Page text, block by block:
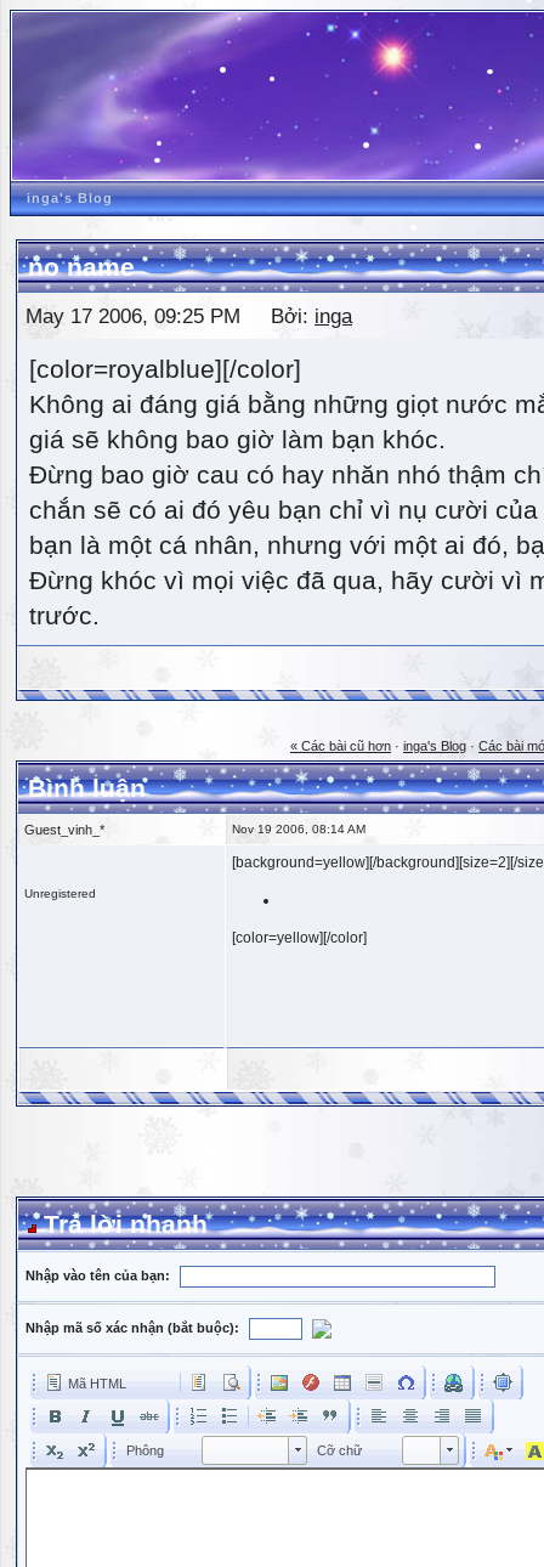
inga's Blog
no name
May 17 2006, 09:25 PM Bởi: inga
[color=royalblue][/color]
Không ai đáng giá bằng những giọt nước
giá sẽ không bao giờ làm bạn khóc.
Đừng bao giờ cau có hay nhăn nhó thậm
chắn sẽ có ai đó yêu bạn chỉ vì nụ cười
bạn là một cá nhân, nhưng với một ai đó,
Đừng khóc vì mọi việc đã qua, hãy cười vì
trước.
« Các bài cũ hơn · inga's Blog · Các bài
Bình luận
Guest_vinh_* Nov 19 2006, 08:14 AM
Unregistered
[background=yellow][/background][size=2][/
[color=yellow][/color]
Trả lời nhanh
Nhập vào tên của bạn:
Nhập mã số xác nhận (bắt buộc):
Mã HTML
Phông Phông Cỡ chữ Kích cỡ phông